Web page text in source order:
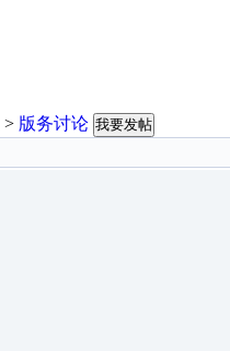
> 版务讨论 我要发帖